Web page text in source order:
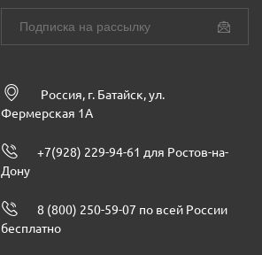
Россия, г. Батайск, ул.
Фермерская 1А
+7(928) 229-94-61 для Ростов-на-
Дону
8 (800) 250-59-07 по всей России
бесплатно